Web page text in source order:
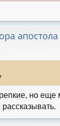
но